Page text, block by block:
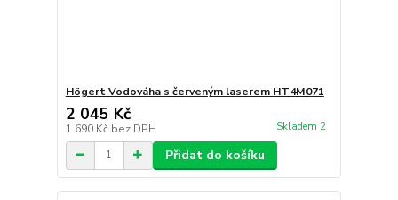
Högert Vodováha s červeným laserem HT4M071
2 045 Kč
1 690 Kč bez DPH Skladem 2
Přidat do košíku